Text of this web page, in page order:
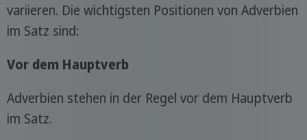
variieren. Die wichtigsten Positionen von Adverbien
im Satz sind:
Vor dem Hauptverb
Adverbien stehen in der Regel vor dem Hauptverb
im Satz.